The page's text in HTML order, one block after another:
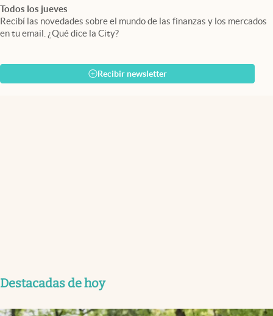
Todos los jueves
Recibí las novedades sobre el mundo de las finanzas y los mercados
en tu email. ¿Qué dice la City?
Recibir newsletter
Destacadas de hoy